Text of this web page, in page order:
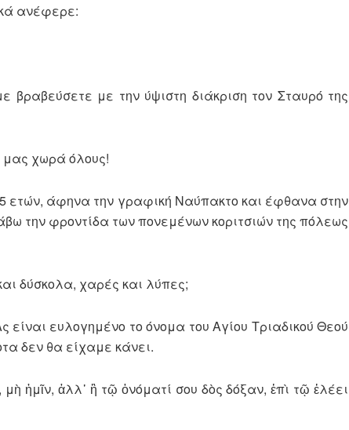
ανέφερε:
με την ύψιστη διάκριση τον Σταυρό της
μας χωρά όλους!
άφηνα την γραφική Ναύπακτο και έφθανα στην
την φροντίδα των πονεμένων κοριτσιών της πόλεως
δύσκολα, χαρές και λύπες;
ευλογημένο το όνομα του Αγίου Τριαδικού Θεού
δεν θα είχαμε κάνει.
ἡμῖν, ἀλλ᾿ ἢ τῷ ὀνόματί σου δὸς δόξαν, ἐπὶ τῷ ἐλέει